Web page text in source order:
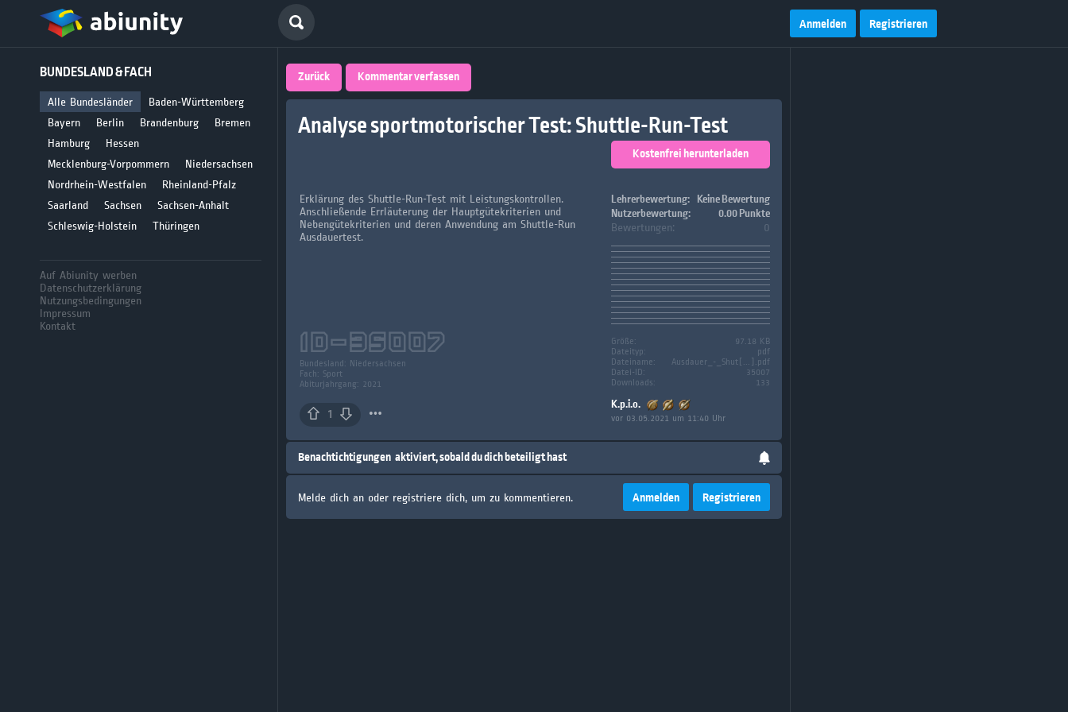
Anmelden Registrieren
BUNDESLAND & FACH
Alle Bundesländer
Baden-Württemberg
Bayern
Berlin Brandenburg
Bremen
Hamburg
Hessen
Mecklenburg-Vorpommern
Niedersachsen
Nordrhein-Westfalen
Rheinland-Pfalz
Saarland
Sachsen
Sachsen-Anhalt
Schleswig-Holstein
Thüringen
Auf Abiunity werben
Datenschutzerklärung
Nutzungsbedingungen
Impressum
Kontakt
Deutschlands
größte Plattform
für Abiturienten
Zurück Kommentar verfassen
Analyse sportmotorischer Test: Shuttle-Run-Test
Kostenfrei herunterladen
Lehrerbewertung: Keine Bewertung
Nutzerbewertung:
0.00 Punkte
Bewertungen: 0
Größe:
97.18 KB
Dateityp:
pdf
Dateiname:
Ausdauer_-_Shut[...].pdf
Datei-ID:
35007
Downloads:
133
K.p.i.o.
vor 03.05.2021 um 11:40 Uhr
Erklärung des Shuttle-Run-Test mit Leistungskontrollen.
Anschließende Errläuterung der Hauptgütekriterien und
Nebengütekriterien und deren Anwendung am Shuttle-Run
Ausdauertest.
ID-35007
Bundesland: Niedersachsen
Fach: Sport
Abiturjahrgang: 2021
1
Benachtichtigungen aktiviert, sobald du dich beteiligt hast
Melde dich an oder registriere dich, um zu kommentieren. Anmelden Registrieren